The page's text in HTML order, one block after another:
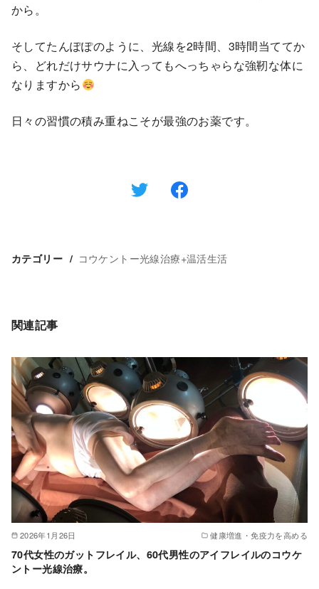
から。
そしてたんぽぽのように、光線を2時間、3時間当ててか
ら、どれだけサウナに入ってもへっちゃらな強靭な体に
なりますから
日々の習慣の積み重ねこそが最強のお薬です。
カテゴリー コウケントー光線治療+温活生活
関連記事
2026年1月26日 健康増進・免疫力を高める
70代女性のガットフレイル、60代男性のアイフレイルのコウケ
ントー光線治療。